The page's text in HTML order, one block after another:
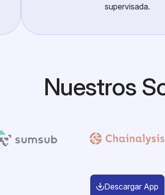
supervisada.
Nuestros
Descargar App